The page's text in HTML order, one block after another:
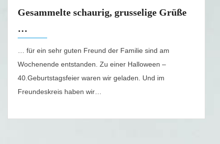
Gesammelte schaurig, grusselige Grüße
…
… für ein sehr guten Freund der Familie sind am
Wochenende entstanden. Zu einer Halloween –
40.Geburtstagsfeier waren wir geladen. Und im
Freundeskreis haben wir…